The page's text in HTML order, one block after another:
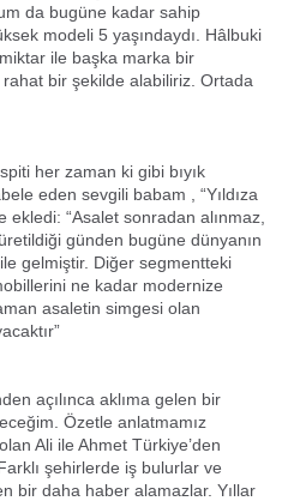
da bugüne kadar sahip
modeli 5 yaşındaydı. Hâlbuki
ile başka marka bir
bir şekilde alabiliriz. Ortada
her zaman ki gibi bıyık
eden sevgili babam , “Yıldıza
ekledi: “Asalet sonradan alınmaz,
günden bugüne dünyanın
gelmiştir. Diğer segmentteki
ne kadar modernize
asaletin simgesi olan
açılınca aklıma gelen bir
Özetle anlatmamız
Ali ile Ahmet Türkiye’den
şehirlerde iş bulurlar ve
bir daha haber alamazlar. Yıllar